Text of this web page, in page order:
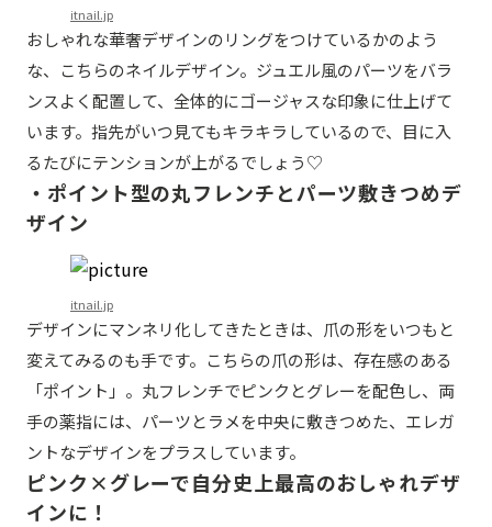
itnail.jp
おしゃれな華奢デザインのリングをつけているかのよう
な、こちらのネイルデザイン。ジュエル風のパーツをバラ
ンスよく配置して、全体的にゴージャスな印象に仕上げて
います。指先がいつ見てもキラキラしているので、目に入
るたびにテンションが上がるでしょう♡
・ポイント型の丸フレンチとパーツ敷きつめデ
ザイン
itnail.jp
デザインにマンネリ化してきたときは、爪の形をいつもと
変えてみるのも手です。こちらの爪の形は、存在感のある
「ポイント」。丸フレンチでピンクとグレーを配色し、両
手の薬指には、パーツとラメを中央に敷きつめた、エレガ
ントなデザインをプラスしています。
ピンク×グレーで自分史上最高のおしゃれデザ
インに！